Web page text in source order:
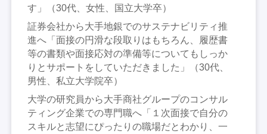
す」（30代、女性、国立大学卒）
証券会社から大手地銀でのサステナビリティ推
進へ「面接の円滑な段取りはもちろん、履歴書
等の書類や面接応対の準備等についてもしっか
りとサポートをしていただきました」（30代、
男性、私立大学院卒）
大学の研究員から大手商社グループのコンサル
ティング企業での専門職へ「１次面接で自分の
スキルと志望にぴったりの職場だとわかり、一